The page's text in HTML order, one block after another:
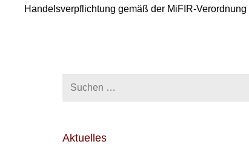
Handelsverpflichtung gemäß der MiFIR-
Aktuelles